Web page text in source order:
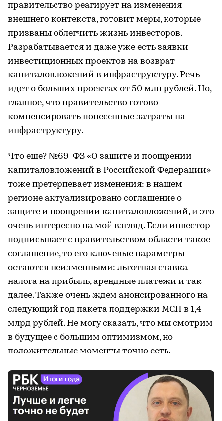
правительство реагирует на изменения
внешнего контекста, готовит меры, которые
призваны облегчить жизнь инвесторов.
Разрабатывается и даже уже есть заявки
инвестиционных проектов на возврат
капиталовложений в инфраструктуру. Речь
идет о больших проектах от 50 млн рублей. Но,
главное, что правительство готово
компенсировать понесенные затраты на
инфраструктуру.
Что еще? №69-ФЗ «О защите и поощрении
капиталовложений в Российской Федерации»
тоже претерпевает изменения: в нашем
регионе актуализировано соглашение о
защите и поощрении капиталовложений, и это
очень интересно на мой взгляд. Если инвестор
подписывает с правительством области такое
соглашение, то его ключевые параметры
остаются неизменными: льготная ставка
налога на прибыль, арендные платежи и так
далее. Также очень ждем анонсированного на
следующий год пакета поддержки МСП в 1,4
млрд рублей. Не могу сказать, что мы смотрим
в будущее с большим оптимизмом, но
положительные моменты точно есть.